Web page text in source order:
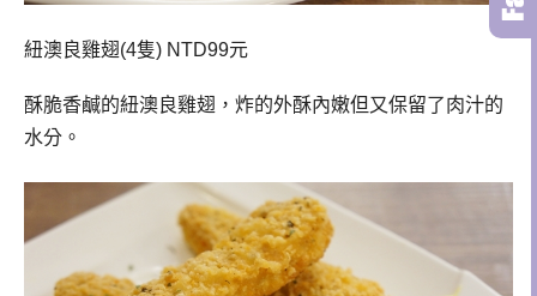
紐澳良雞翅(4隻) NTD99元
酥脆香鹹的紐澳良雞翅，炸的外酥內嫩但又保留了肉汁的
水分。